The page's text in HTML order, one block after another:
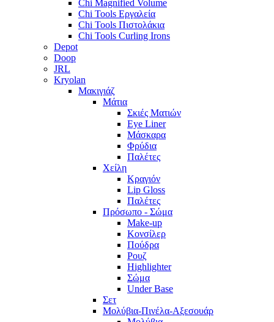
Chi Magnified Volume
Chi Tools Εργαλεία
Chi Tools Πιστολάκια
Chi Tools Curling Irons
Depot
Doop
JRL
Kryolan
Μακιγιάζ
Μάτια
Σκιές Ματιών
Eye Liner
Μάσκαρα
Φρύδια
Παλέτες
Χείλη
Κραγιόν
Lip Gloss
Παλέτες
Πρόσωπο - Σώμα
Make-up
Κονσίλερ
Πούδρα
Ρουζ
Highlighter
Σώμα
Under Base
Σετ
Μολύβια-Πινέλα-Αξεσουάρ